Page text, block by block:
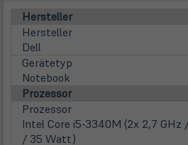
Hersteller
Hersteller
Dell
Gerätetyp
Notebook
Prozessor
Prozessor
Intel Core i5-3340M (2x 2,7
/ 35 Watt)